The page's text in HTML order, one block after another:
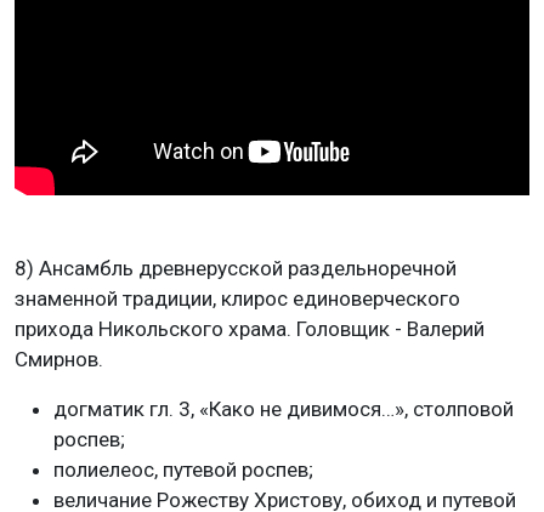
8) Ансамбль древнерусской раздельноречной
знаменной традиции, клирос единоверческого
прихода Никольского храма. Головщик - Валерий
Смирнов.
догматик гл. 3, «Како не дивимося…», столповой
роспев;
полиелеос, путевой роспев;
величание Рожеству Христову, обиход и путевой